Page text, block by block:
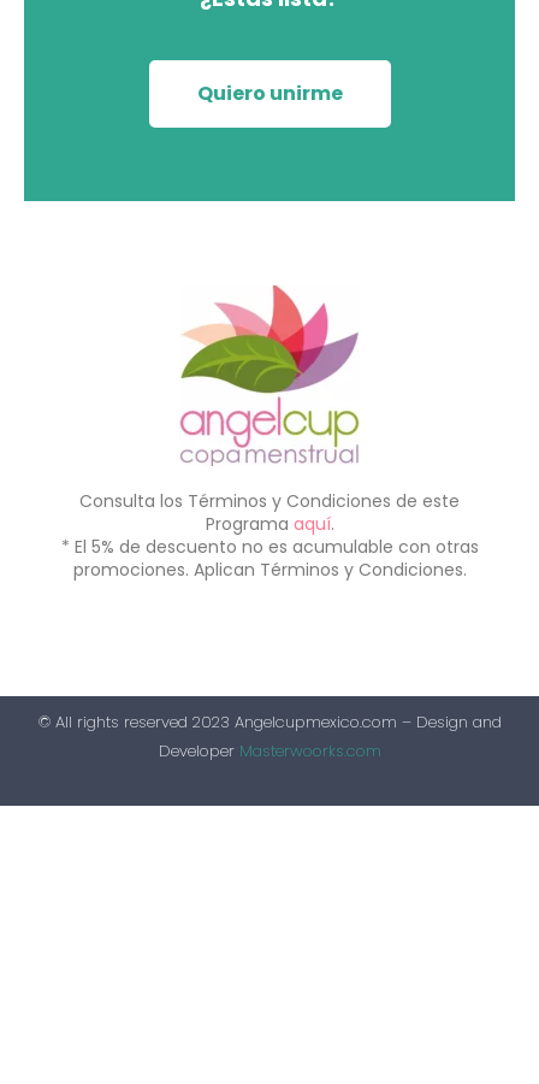
Quiero unirme
Consulta los Términos y Condiciones de este
Programa aquí.
* El 5% de descuento no es acumulable con otras
promociones. Aplican Términos y Condiciones.
© All rights reserved 2023 Angelcupmexico.com – Design and
Developer Masterwoorks.com